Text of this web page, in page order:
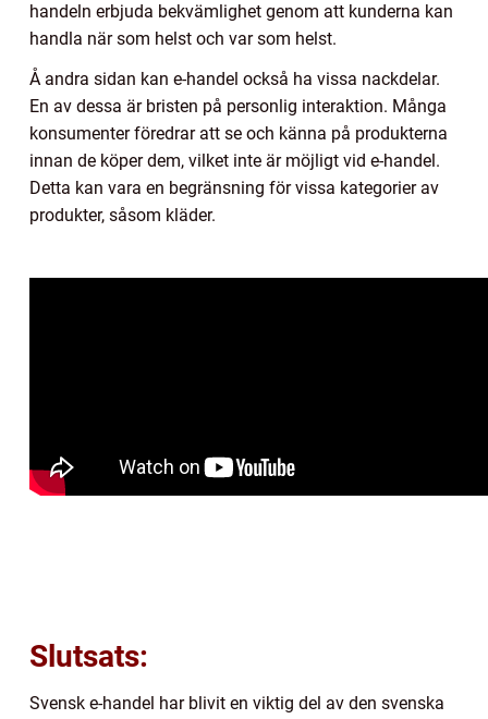
handeln erbjuda bekvämlighet genom att kunderna kan
handla när som helst och var som helst.
Å andra sidan kan e-handel också ha vissa nackdelar.
En av dessa är bristen på personlig interaktion. Många
konsumenter föredrar att se och känna på produkterna
innan de köper dem, vilket inte är möjligt vid e-handel.
Detta kan vara en begränsning för vissa kategorier av
produkter, såsom kläder.
Slutsats:
Svensk e-handel har blivit en viktig del av den svenska